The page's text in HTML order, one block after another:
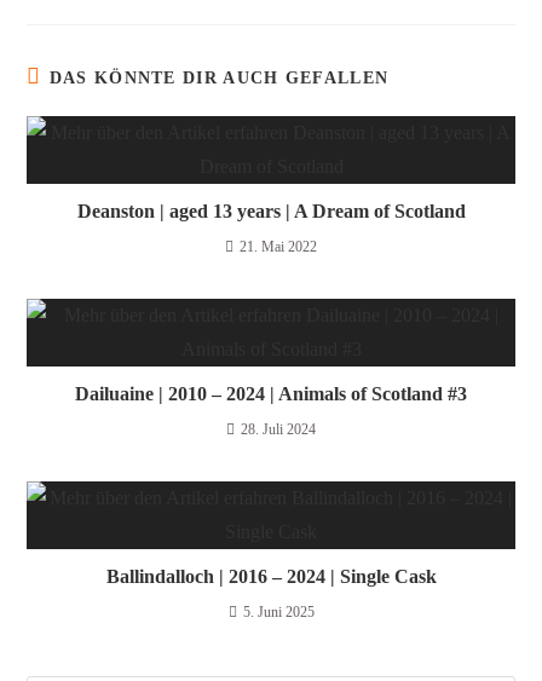
DAS KÖNNTE DIR AUCH GEFALLEN
Deanston | aged 13 years | A Dream of Scotland
21. Mai 2022
Dailuaine | 2010 – 2024 | Animals of Scotland #3
28. Juli 2024
Ballindalloch | 2016 – 2024 | Single Cask
5. Juni 2025